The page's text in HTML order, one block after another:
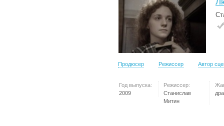
Продюсер Режиссер Автор
Год выпуска:
2009
Режиссер:
Станислав
Митин